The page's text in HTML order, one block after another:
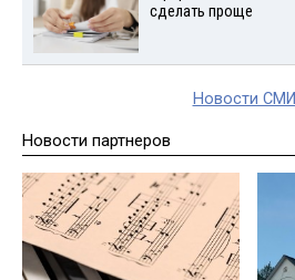
сделать проще
Новости
Новости партнеров